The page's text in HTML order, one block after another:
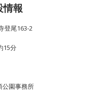
情報
登尾163-2
15分
公園事務所